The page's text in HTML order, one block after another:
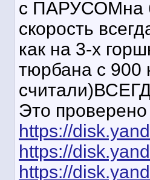
с ПАРУСОМна
скорость
как на 3-х
тюрбана с 900
Это
https://
https://
https://